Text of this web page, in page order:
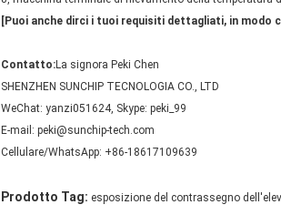
[Puoi anche dirci i tuoi requisiti dettagliati, in modo
Contatto:La signora Peki Chen
SHENZHEN SUNCHIP TECNOLOGIA CO., LTD
WeChat: yanzi051624, Skype: peki_99
E-mail: peki@sunchip-tech.com
Cellulare/WhatsApp: +86-18617109639
Prodotto Tag: esposizione del contrassegno